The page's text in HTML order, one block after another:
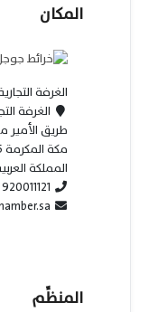
المكان
الغرفة
الغرفة
طريق
مكة المكرمة 21955
المملكة
920011121
المنظِّم